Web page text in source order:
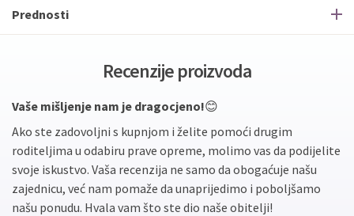
Prednosti
Recenzije proizvoda
Vaše mišljenje nam je dragocjeno!😊
Ako ste zadovoljni s kupnjom i želite pomoći drugim
roditeljima u odabiru prave opreme, molimo vas da podijelite
svoje iskustvo. Vaša recenzija ne samo da obogaćuje našu
zajednicu, već nam pomaže da unaprijedimo i poboljšamo
našu ponudu. Hvala vam što ste dio naše obitelji!